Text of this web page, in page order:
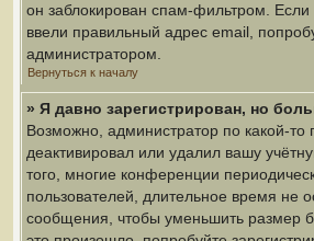
он заблокирован спам-фильтром.
ввели правильный адрес email,
администратором.
Вернуться к началу
» Я давно зарегистрирован, но
Возможно, администратор по какой-то
деактивировал или удалил вашу
того, многие конференции
пользователей, длительное время не
сообщения, чтобы уменьшить размер